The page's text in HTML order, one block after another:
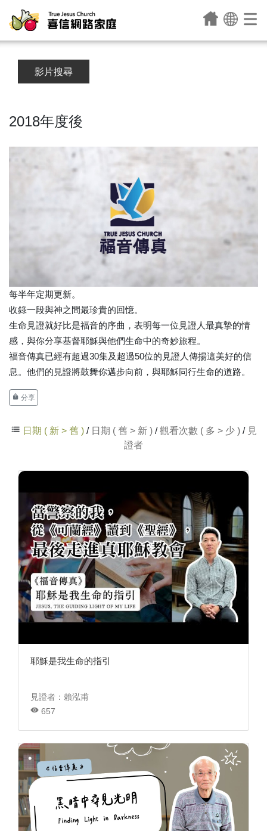
影片搜尋
2018年度後
每半年定期更新。
收錄一段與神之間最珍貴的回憶。
生命見證就好比是福音的序曲，表明每一位見證人最真摯的情
感，與你分享基督耶穌與他們生命中的奇妙旅程。
福音傳真已經有超過30集及超過50位的見證人傳揚這美好的信
息。他們的見證將鼓舞你邁步向前，與耶穌同行生命的道路。
分享
日期 ( 新 > 舊 )/ 日期 ( 舊 > 新 )/觀看次數 ( 多 > 少 )/ 見
證者
耶穌是我生命的指引
見證者：賴泓甫
657